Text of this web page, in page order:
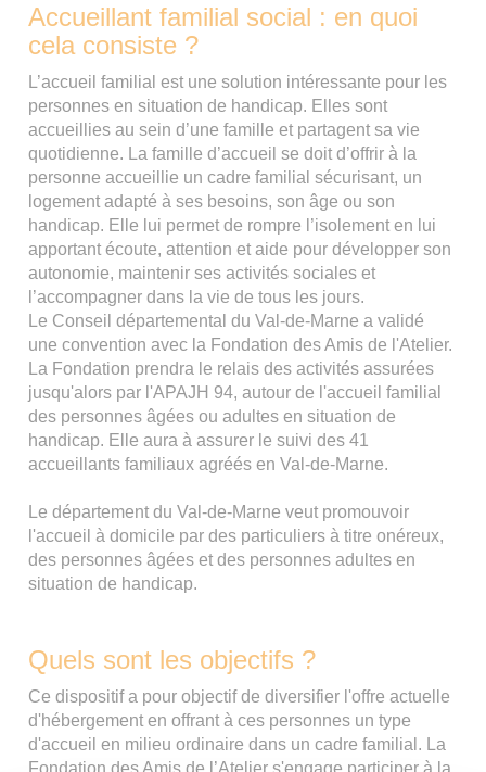
Accueillant familial social : en quoi
cela consiste ?
L’accueil familial est une solution intéressante pour les
personnes en situation de handicap. Elles sont
accueillies au sein d’une famille et partagent sa vie
quotidienne. La famille d’accueil se doit d’offrir à la
personne accueillie un cadre familial sécurisant, un
logement adapté à ses besoins, son âge ou son
handicap. Elle lui permet de rompre l’isolement en lui
apportant écoute, attention et aide pour développer son
autonomie, maintenir ses activités sociales et
l’accompagner dans la vie de tous les jours.
Le Conseil départemental du Val-de-Marne a validé
une convention avec la Fondation des Amis de l'Atelier.
La Fondation prendra le relais des activités assurées
jusqu'alors par l'APAJH 94, autour de l'accueil familial
des personnes âgées ou adultes en situation de
handicap. Elle aura à assurer le suivi des 41
accueillants familiaux agréés en Val-de-Marne.
Le département du Val-de-Marne veut promouvoir
l'accueil à domicile par des particuliers à titre onéreux,
des personnes âgées et des personnes adultes en
situation de handicap.
Quels sont les objectifs ?
Ce dispositif a pour objectif de diversifier l'offre actuelle
d'hébergement en offrant à ces personnes un type
d'accueil en milieu ordinaire dans un cadre familial. La
Fondation des Amis de l’Atelier s'engage participer à la